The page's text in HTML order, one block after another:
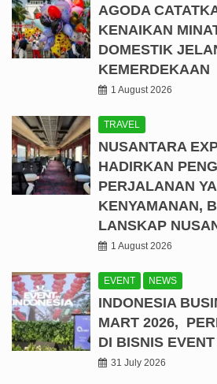
AGODA
KENAIKAN
DOMESTIK
KEMERDEKAAN
1 August 2026
TRAVEL
NUSANTARA
HADIRKAN
PERJALANAN
KENYAMANAN,
LANSKAP
1 August 2026
EVENT NEWS
INDONESIA
MART 2026,
DI BISNIS
31 July 2026